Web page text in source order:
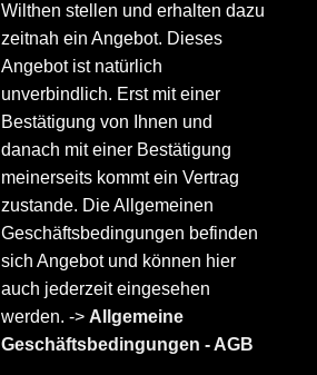
Wilthen stellen und erhalten dazu
zeitnah ein Angebot. Dieses
Angebot ist natürlich
unverbindlich. Erst mit einer
Bestätigung von Ihnen und
danach mit einer Bestätigung
meinerseits kommt ein Vertrag
zustande. Die Allgemeinen
Geschäftsbedingungen befinden
sich Angebot und können hier
auch jederzeit eingesehen
werden. ->Allgemeine
Geschäftsbedingungen - AGB